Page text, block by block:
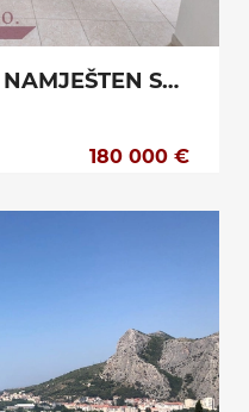
ČIOVO – ARBANIJA, NAMJEŠTEN STAN S POGLEDOM NA MORE I DVA BAZENA, 300 m OD MORA!
180 000 €